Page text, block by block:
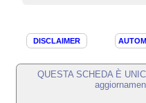
DISCLAIMER
QUESTA SCHEDA È